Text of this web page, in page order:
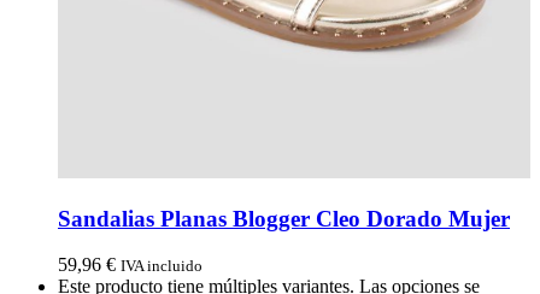
Sandalias Planas Blogger Cleo Dorado Mujer
59,96 € IVA incluido
Este producto tiene múltiples variantes. Las opciones se